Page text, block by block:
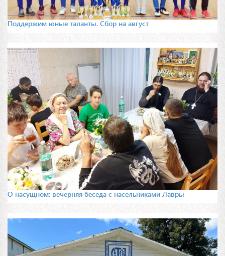
Поддержим юные таланты. Сбор на август
О насущном: вечерняя беседа с насельниками Лавры